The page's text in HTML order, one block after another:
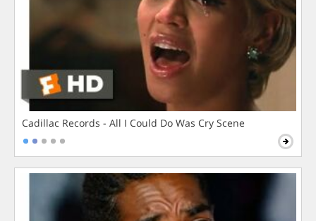
Cadillac Records - All I Could Do Was Cry Scene